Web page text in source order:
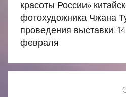
красоты России»
фотохудожника Чжана
проведения выставки:
февраля